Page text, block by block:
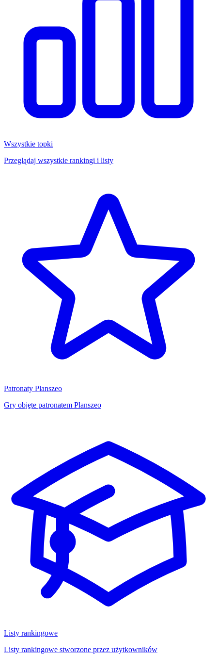
Wszystkie topki
Przeglądaj wszystkie rankingi i listy
Patronaty Planszeo
Gry objęte patronatem Planszeo
Listy rankingowe
Listy rankingowe stworzone przez użytkowników